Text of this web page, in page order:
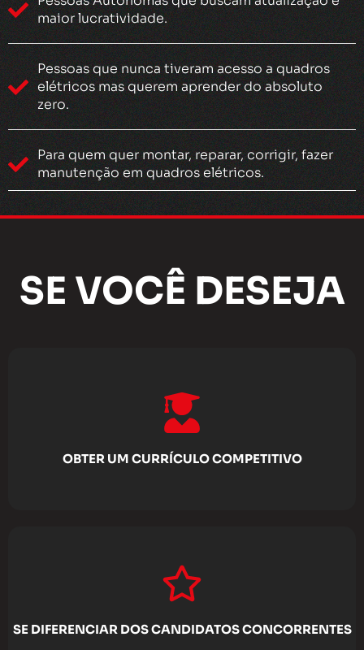
maior lucratividade.
Pessoas que nunca tiveram acesso a quadros
elétricos mas querem aprender do absoluto
zero.
Para quem quer montar, reparar, corrigir, fazer
manutenção em quadros elétricos.
SE VOCÊ DESEJA
OBTER UM CURRÍCULO COMPETITIVO
SE DIFERENCIAR DOS CANDIDATOS CONCORRENTES